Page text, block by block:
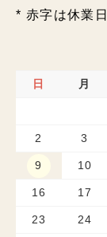
* 赤字は休業日
日 月
2 3
9 10
16 17
23 24